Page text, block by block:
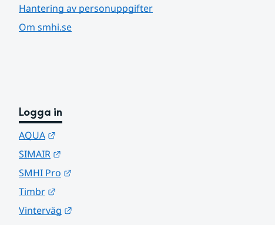
Hantering av personuppgifter
Om smhi.se
Logga in
AQUA
SIMAIR
SMHI Pro
Timbr
Vinterväg